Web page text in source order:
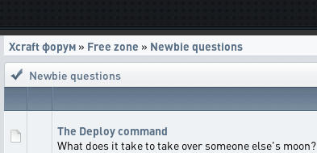
Xcraft форум » Free zone » Newbie questions
Newbie questions
The Deploy command
What does it take to take over someone else's moon?